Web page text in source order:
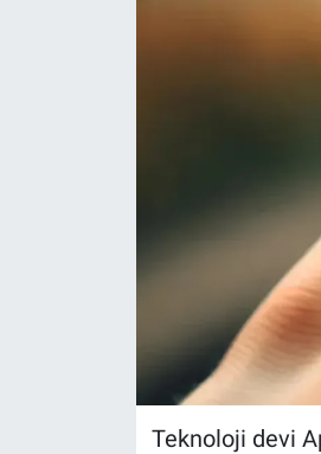
Teknoloji devi